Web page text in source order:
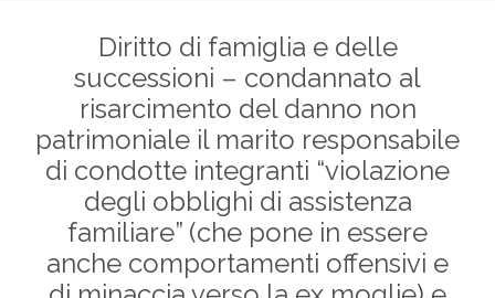
Diritto di famiglia e delle
successioni – condannato al
risarcimento del danno non
patrimoniale il marito responsabile
di condotte integranti “violazione
degli obblighi di assistenza
familiare” (che pone in essere
anche comportamenti offensivi e